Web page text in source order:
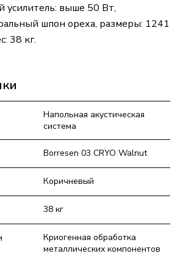
усилитель: выше 50 Вт,
шпон ореха, размеры: 1241
38 кг.
Напольная акустическая
система
Borresen 03 CRYO Walnut
Коричневый
38 кг
Криогенная обработка
металлических компонентов